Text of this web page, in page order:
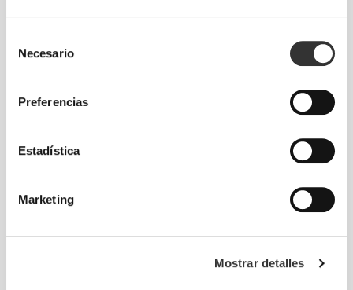
Necesario
Preferencias
Estadística
Marketing
Mostrar detalles